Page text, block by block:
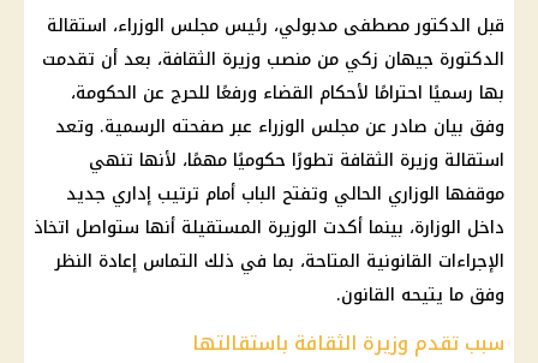
قبل الدكتور مصطفى مدبولي، رئيس مجلس الوزراء، استقالة
الدكتورة جيهان زكي من منصب وزيرة الثقافة، بعد أن تقدمت
بها رسميًا احترامًا لأحكام القضاء ورفعًا للحرج عن الحكومة،
وفق بيان صادر عن مجلس الوزراء عبر صفحته الرسمية. وتعد
استقالة وزيرة الثقافة تطورًا حكوميًا مهمًا، لأنها تنهي
موقفها الوزاري الحالي وتفتح الباب أمام ترتيب إداري جديد
داخل الوزارة، بينما أكدت الوزيرة المستقيلة أنها ستواصل اتخاذ
الإجراءات القانونية المتاحة، بما في ذلك التماس إعادة النظر
وفق ما يتيحه القانون.
سبب تقدم وزيرة الثقافة باستقالتها